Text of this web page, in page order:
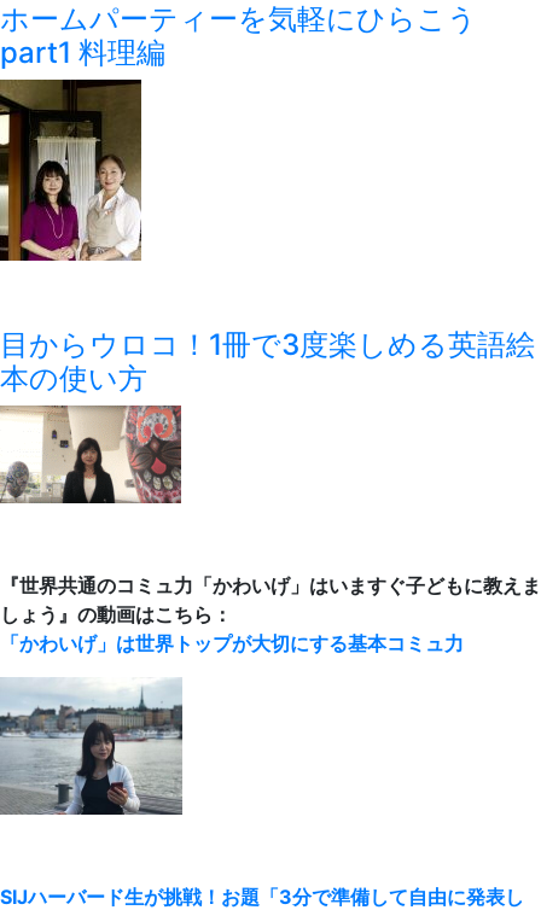
ホームパーティーを気軽にひらこう
part1 料理編
目からウロコ！1冊で3度楽しめる英語絵
本の使い方
『世界共通のコミュ力「かわいげ」はいますぐ子どもに教えま
しょう』の動画はこちら：
「かわいげ」は世界トップが大切にする基本コミュ力
SIJハーバード生が挑戦！お題「3分で準備して自由に発表し